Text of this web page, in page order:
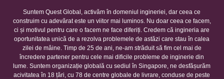
Suntem Quest Global, activăm în domeniul ingineriei, dar ceea ce
construim cu adevărat este un viitor mai luminos. Nu doar ceea ce facem,
ci și motivul pentru care o facem ne face diferiți. Credem că ingineria are
oportunitatea unică de a rezolva problemele de astăzi care stau în calea
zilei de mâine. Timp de 25 de ani, ne-am străduit să fim cel mai de
încredere partener pentru cele mai dificile probleme de inginerie din
lume. Suntem organizație globală cu sediul în Singapore, ne desfășurăm
acivitatea în 18 țări, cu 78 de centre globale de livrare, conduse de peste